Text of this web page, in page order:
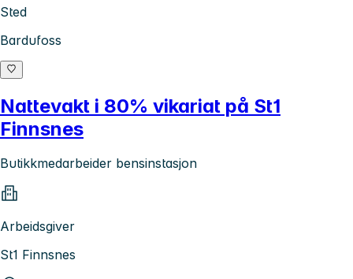
Sted
Bardufoss
Nattevakt i 80% vikariat på St1
Finnsnes
Butikkmedarbeider bensinstasjon
Arbeidsgiver
St1 Finnsnes